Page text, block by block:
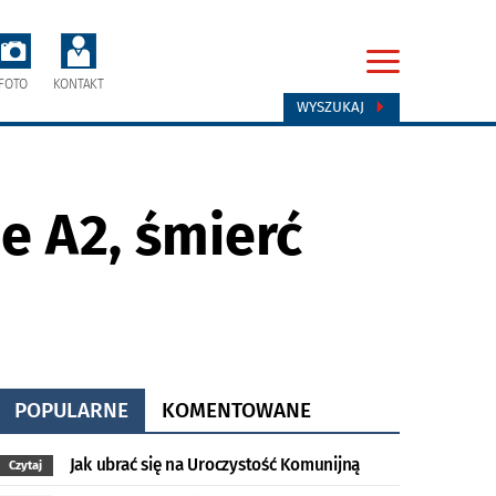
FOTO KONTAKT
WYSZUKAJ
A2, śmierć
POPULARNE KOMENTOWANE
Czytaj Jak ubrać się na Uroczystość Komunijną